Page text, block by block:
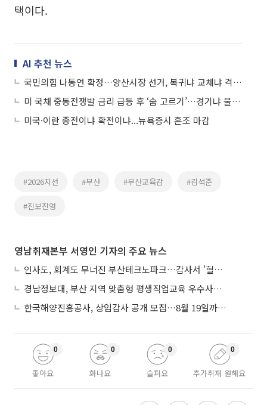
택이다.
AI 추천 뉴스
국민의힘 나동연 확정…양산시장 선거, 복귀냐 교체냐 격돌 예고
미 국채 중동전쟁발 금리 급등 후 ‘숨 고르기’…경기냐 물가냐 갈림길
미국·이란 종전이냐 확전이냐...뉴욕증시 혼조 마감
#2026지선 #부산 #부산교육감 #김석준
#진보진영
영남취재본부 서영인 기자의 주요 뉴스
인사도, 회계도 무너진 부산테크노파크…감사서 '혈세 유용·인사 뒤집기' 적발
경남정보대, 부산 지역 맞춤형 평생직업교육 우수사례로 혁신 주도
한국해양진흥공사, 상임감사 공개 모집…8월 19일까지 접수
좋아요
0
화나요
0
슬퍼요
0
추가취재 원해요
0